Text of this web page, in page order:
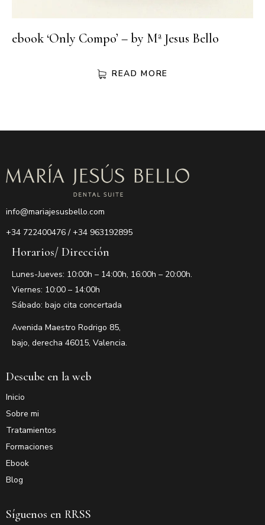
ebook ‘Only Compo’ – by Mª Jesus Bello
READ MORE
info@mariajesusbello.com
+34 722400476 / +34 963192895
Horarios/ Dirección
Lunes-Jueves: 10:00h – 14:00h, 16:00h – 20:00h.
Viernes: 10:00 – 14:00h
Sábado: bajo cita concertada
Avenida Maestro Rodrigo 85,
bajo, derecha 46015, Valencia.
Descube en la web
Inicio
Sobre mi
Tratamientos
Formaciones
Ebook
Blog
Síguenos en RRSS